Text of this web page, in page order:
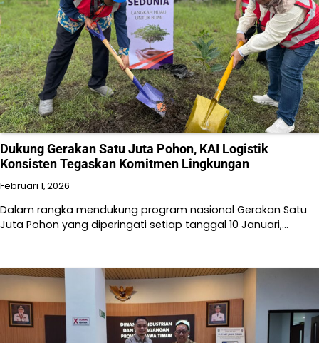
Dukung Gerakan Satu Juta Pohon, KAI Logistik
Konsisten Tegaskan Komitmen Lingkungan
Februari 1, 2026
Dalam rangka mendukung program nasional Gerakan Satu
Juta Pohon yang diperingati setiap tanggal 10 Januari,…